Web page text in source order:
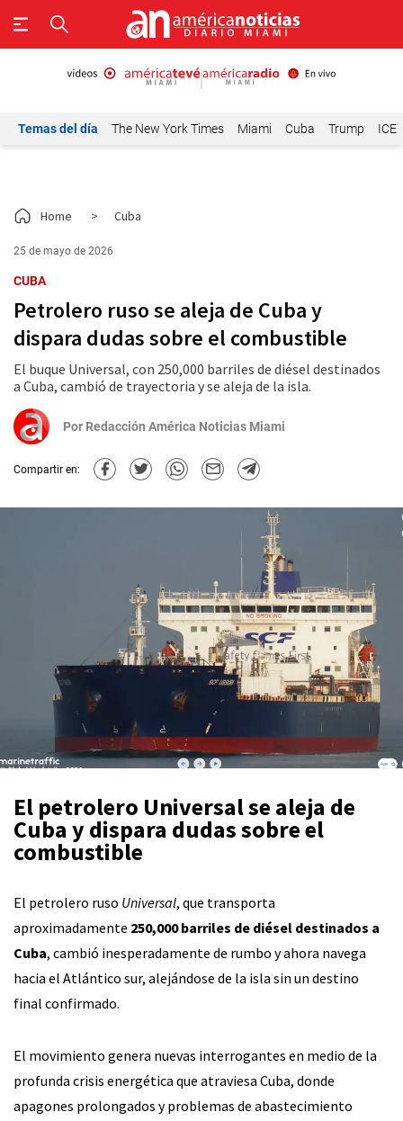
Temas del día The New York Times Miami Cuba Trump ICE
Home > Cuba
25 de mayo de 2026
CUBA
Petrolero ruso se aleja de Cuba y
dispara dudas sobre el combustible
El buque Universal, con 250,000 barriles de diésel destinados
a Cuba, cambió de trayectoria y se aleja de la isla.
Por Redacción América Noticias Miami
Compartir en:
El petrolero Universal se aleja de
Cuba y dispara dudas sobre el
combustible
El petrolero ruso Universal, que transporta
aproximadamente 250,000 barriles de diésel destinados a
Cuba, cambió inesperadamente de rumbo y ahora navega
hacia el Atlántico sur, alejándose de la isla sin un destino
final confirmado.
El movimiento genera nuevas interrogantes en medio de la
profunda crisis energética que atraviesa Cuba, donde
apagones prolongados y problemas de abastecimiento